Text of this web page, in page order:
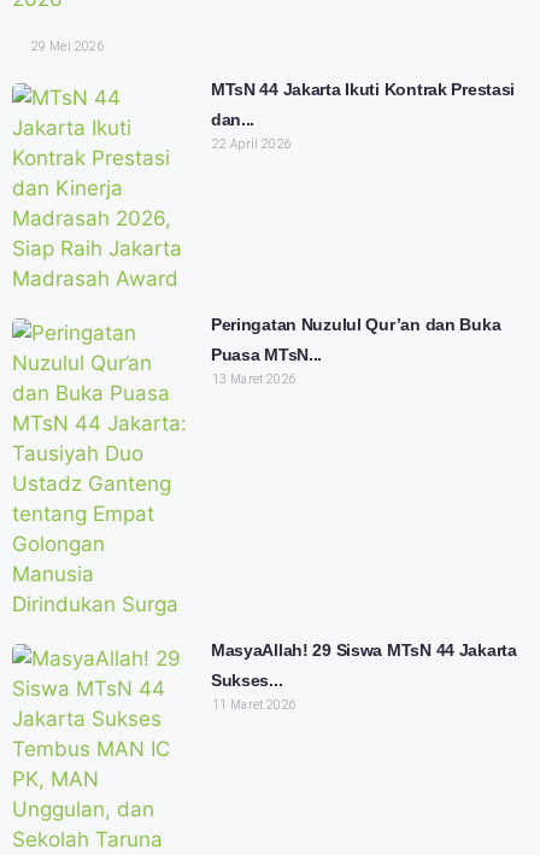
29 Mei 2026
MTsN 44 Jakarta Ikuti Kontrak Prestasi
dan...
22 April 2026
Peringatan Nuzulul Qur’an dan Buka
Puasa MTsN...
13 Maret 2026
MasyaAllah! 29 Siswa MTsN 44 Jakarta
Sukses...
11 Maret 2026